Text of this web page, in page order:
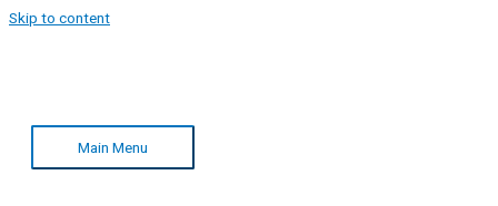
Skip to content
Main Menu